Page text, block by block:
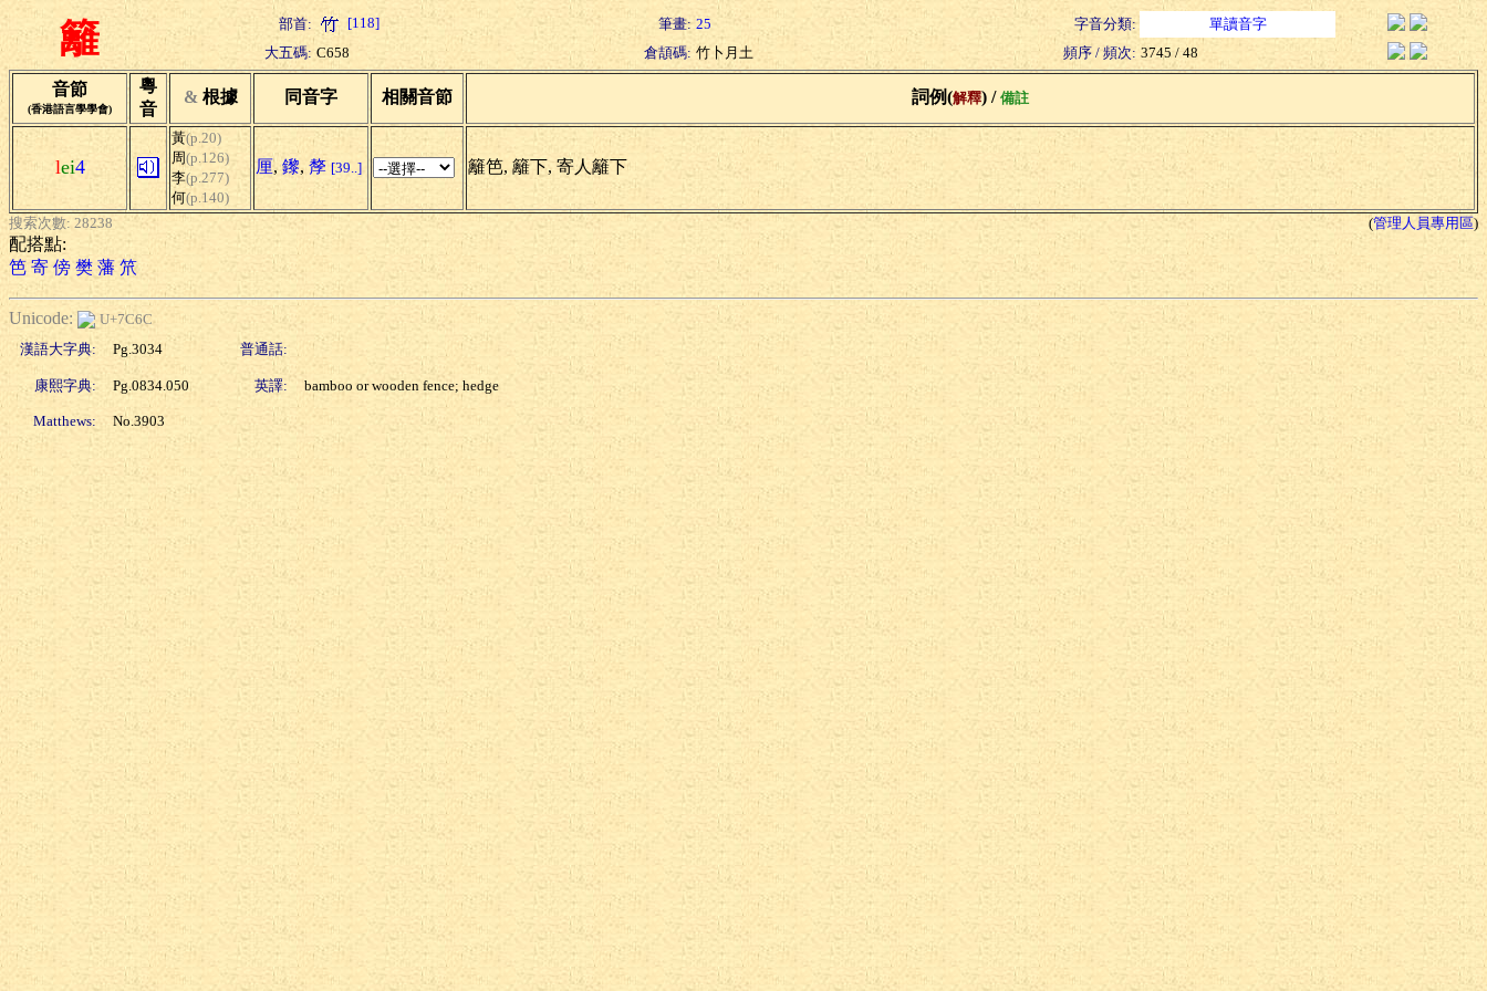
籬 部首: [118] 筆畫: 25 字音分類:
單讀音字
大五碼: C658 倉頡碼: 竹卜月土 頻序 / 頻次: 3745 / 48
音節
(香港語言學學會)
粵
音
& 根據 同音字 相關音節 詞例(解釋) / 備註
lei4
黃(p.20)
周(p.126)
李(p.277)
何(p.140)
厘, 鑗, 孷 [39..] 籬笆, 籬下, 寄人籬下
搜索次數: 28238 (管理人員專用區)
配搭點:
笆 寄 傍 樊 藩 笊
Unicode:
U+7C6C
漢語大字典:
Pg.3034 普通話:
康熙字典: Pg.0834.050 英譯: bamboo or wooden fence; hedge
Matthews: No.3903